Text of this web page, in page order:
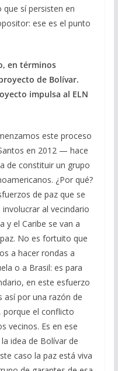
sí persisten en
ese es el punto
en términos
de Bolívar.
impulsa al ELN
este proceso
en 2012 — hace
de constituir un grupo
¿Por qué?
de paz que se
al vecindario
y el Caribe se van a
No es fortuito que
a hacer rondas a
o a Brasil: es para
en este esfuerzo
así por una razón de
porque el conflicto
vecinos. Es en ese
idea de Bolívar de
caso la paz está viva